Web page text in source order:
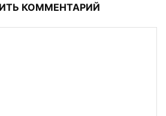
КОММЕНТАРИЙ